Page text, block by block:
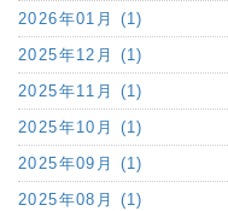
2026年01月 (1)
2025年12月 (1)
2025年11月 (1)
2025年10月 (1)
2025年09月 (1)
2025年08月 (1)